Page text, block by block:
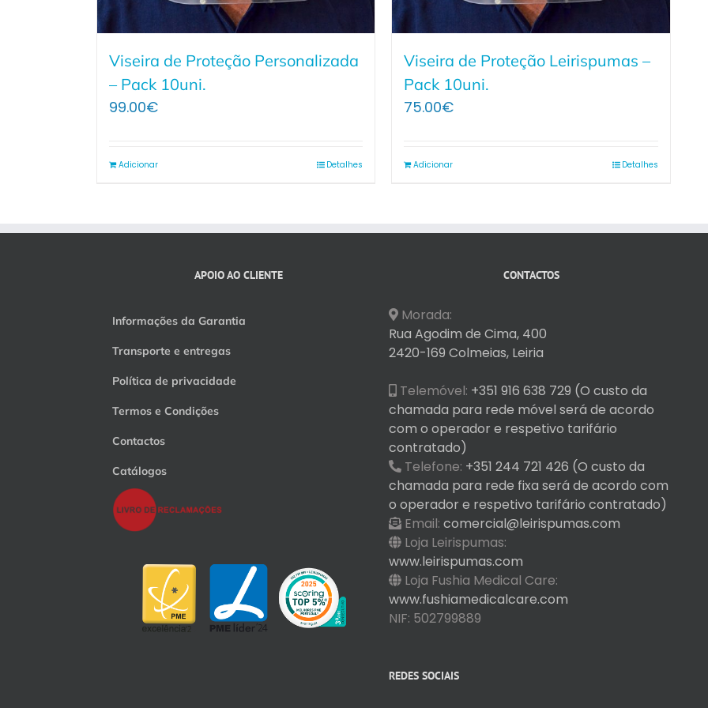
Viseira de Proteção Personalizada
– Pack 10uni.
99.00€
Adicionar Detalhes
Viseira de Proteção Leirispumas –
Pack 10uni.
75.00€
Adicionar Detalhes
APOIO AO CLIENTE
Informações da Garantia
Transporte e entregas
Política de privacidade
Termos e Condições
Contactos
Catálogos
CONTACTOS
Morada:
Rua Agodim de Cima, 400
2420-169 Colmeias, Leiria
Telemóvel: +351 916 638 729 (O custo da
chamada para rede móvel será de acordo
com o operador e respetivo tarifário
contratado)
Telefone: +351 244 721 426 (O custo da
chamada para rede fixa será de acordo com
o operador e respetivo tarifário contratado)
Email: comercial@leirispumas.com
Loja Leirispumas:
www.leirispumas.com
Loja Fushia Medical Care:
www.fushiamedicalcare.com
NIF: 502799889
REDES SOCIAIS